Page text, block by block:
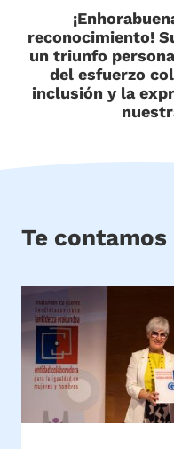
reconocimiento!
un triunfo
del esfuerzo
inclusión y la
Te contamos